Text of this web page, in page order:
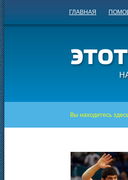
ГЛАВНАЯ
Вы находитесь